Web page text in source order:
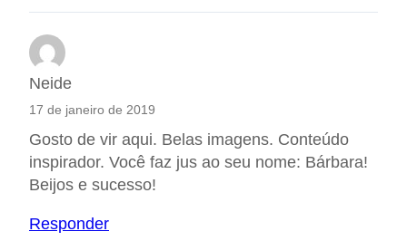
Neide
17 de janeiro de 2019
Gosto de vir aqui. Belas imagens. Conteúdo
inspirador. Você faz jus ao seu nome: Bárbara!
Beijos e sucesso!
Responder